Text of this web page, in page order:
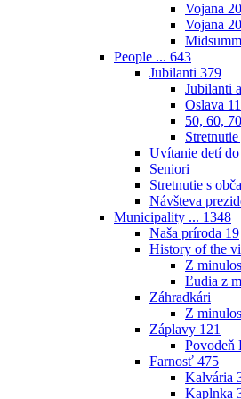
Vojana
Vojana
People ... 643
Jubilanti 379
Jubilanti
Oslava
50, 60,
Uvítanie detí
Seniori
Stretnutie s
Návšteva
Municipality ... 1348
Naša príroda 19
History of the
Z
Ľudia z
Záhradkári
Z
Záplavy 121
Povodeň
Farnosť 475
Kalvária
Kaplnka